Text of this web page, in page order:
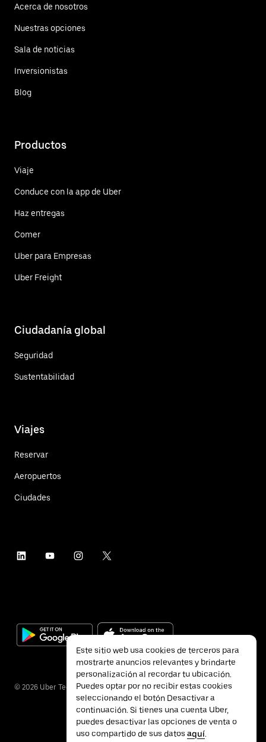
Acerca de nosotros
Nuestras opciones
Sala de noticias
Inversionistas
Blog
Productos
Viaje
Conduce con la app de Uber
Haz entregas
Comer
Uber para Empresas
Uber Freight
Ciudadanía global
Seguridad
Sustentabilidad
Viajes
Reservar
Aeropuertos
Ciudades
© 2026 Uber Technologies Inc.
Este sitio web usa cookies de terceros para
mostrarte anuncios relevantes y brindarte
personalización al recordar tu ubicación.
Puedes optar por no recibir estas cookies
seleccionando el botón Desactivar a
continuación. Si tienes una cuenta Uber,
puedes desactivar las opciones de venta o
uso compartido de sus datos aquí.